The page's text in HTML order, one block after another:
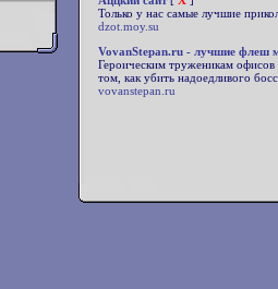
Только у нас самые лучшие
dzot.moy.su
VovanStepan.ru - лучшие флеш
Героическим труженикам офисов
том, как убить надоедливого
vovanstepan.ru